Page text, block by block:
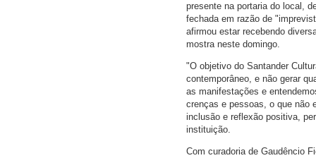
presente na portaria do local,
fechada em razão de
afirmou estar recebendo
mostra neste domingo.
"O objetivo do Santander
contemporâneo, e não gerar
as manifestações e
crenças e pessoas, o que não
inclusão e reflexão positiva,
instituição.
Com curadoria de Gaudêncio